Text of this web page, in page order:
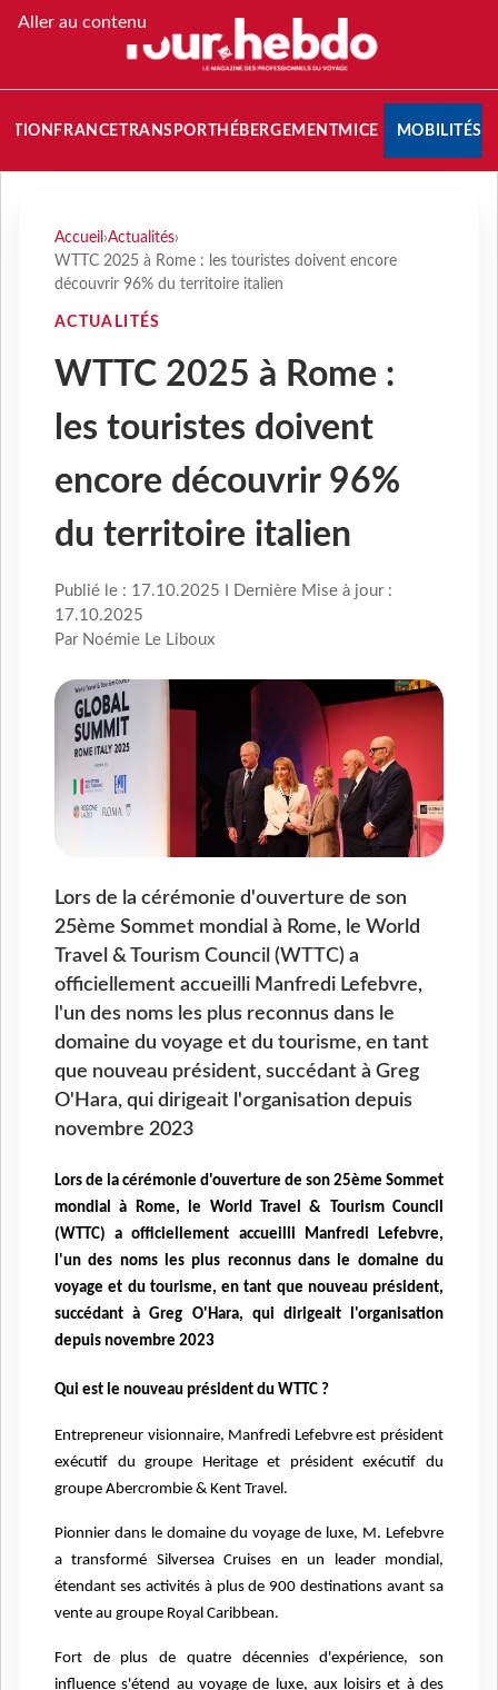
Aller au contenu
FRANCETRANSPORT HÉBERGEMENTMICE MOBILITÉS
Accueil ›Actualités›
WTTC 2025 à Rome : les touristes doivent encore
découvrir 96% du territoire italien
ACTUALITÉS
WTTC 2025 à Rome :
les touristes doivent
encore découvrir 96%
du territoire italien
Publié le : 17.10.2025 I Dernière Mise à jour :
17.10.2025
Par Noémie Le Liboux
Lors de la cérémonie d'ouverture de son
25ème Sommet mondial à Rome, le World
Travel & Tourism Council (WTTC) a
officiellement accueilli Manfredi Lefebvre,
l'un des noms les plus reconnus dans le
domaine du voyage et du tourisme, en tant
que nouveau président, succédant à Greg
O'Hara, qui dirigeait l'organisation depuis
novembre 2023
Lors de la cérémonie d'ouverture de son 25ème Sommet
mondial à Rome, le World Travel & Tourism Council
(WTTC) a officiellement accueilli Manfredi Lefebvre,
l'un des noms les plus reconnus dans le domaine du
voyage et du tourisme, en tant que nouveau président,
succédant à Greg O'Hara, qui dirigeait l'organisation
depuis novembre 2023
Qui est le nouveau président du WTTC ?
Entrepreneur visionnaire, Manfredi Lefebvre est président
exécutif du groupe Heritage et président exécutif du
groupe Abercrombie & Kent Travel.
Pionnier dans le domaine du voyage de luxe, M. Lefebvre
a transformé Silversea Cruises en un leader mondial,
étendant ses activités à plus de 900 destinations avant sa
vente au groupe Royal Caribbean.
Fort de plus de quatre décennies d'expérience, son
influence s'étend au voyage de luxe, aux loisirs et à des